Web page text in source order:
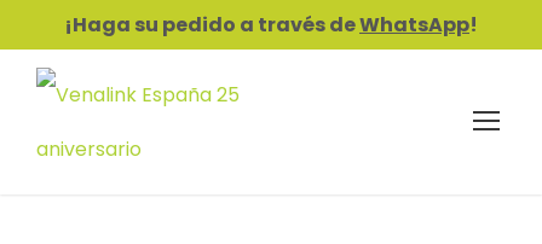
¡Haga su pedido a través deWhatsApp!